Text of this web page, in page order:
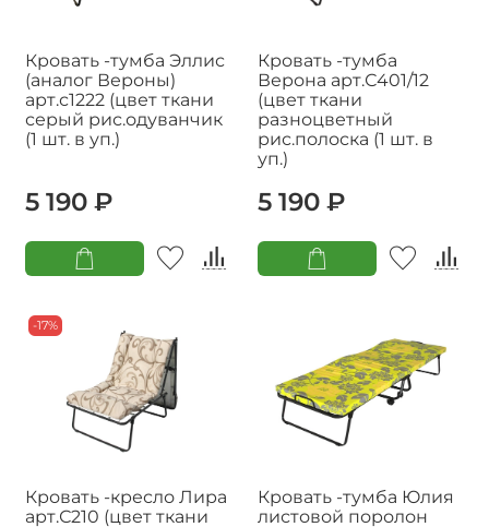
Кровать -тумба Эллис
(аналог Вероны)
арт.с1222 (цвет ткани
серый рис.одуванчик
(1 шт. в уп.)
5 190 ₽
Кровать -тумба
Верона арт.С401/12
(цвет ткани
разноцветный
рис.полоска (1 шт. в
уп.)
5 190 ₽
-17%
Кровать -кресло Лира
арт.С210 (цвет ткани
Кровать -тумба Юлия
листовой поролон